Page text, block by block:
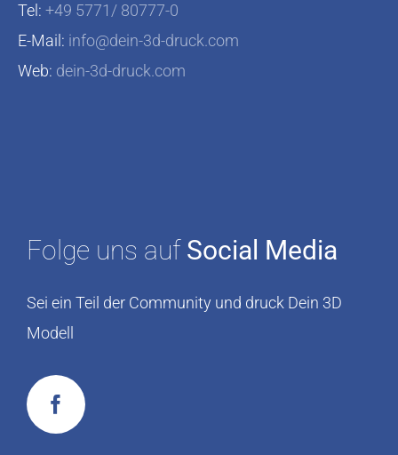
Tel: +49 5771/ 80777-0
E-Mail: info@dein-3d-druck.com
Web: dein-3d-druck.com
Folge uns auf Social Media
Sei ein Teil der Community und druck Dein 3D
Modell